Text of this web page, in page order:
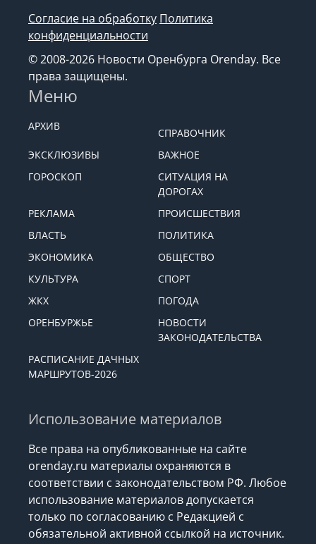
Согласие на обработку Политика
конфиденциальности
© 2008-2026 Новости Оренбурга Orenday. Все
права защищены.
Меню
АРХИВ
СПРАВОЧНИК
ЭКСКЛЮЗИВЫ
ВАЖНОЕ
ГОРОСКОП
СИТУАЦИЯ НА
ДОРОГАХ
РЕКЛАМА
ПРОИСШЕСТВИЯ
ВЛАСТЬ
ПОЛИТИКА
ЭКОНОМИКА
ОБЩЕСТВО
КУЛЬТУРА
СПОРТ
ЖКХ
ПОГОДА
ОРЕНБУРЖЬЕ
НОВОСТИ
ЗАКОНОДАТЕЛЬСТВА
РАСПИСАНИЕ ДАЧНЫХ
МАРШРУТОВ-2026
Использование материалов
Все права на опубликованные на сайте
orenday.ru материалы охраняются в
соответствии с законодательством РФ. Любое
использование материалов допускается
только по согласованию с Редакцией с
обязательной активной ссылкой на источник.